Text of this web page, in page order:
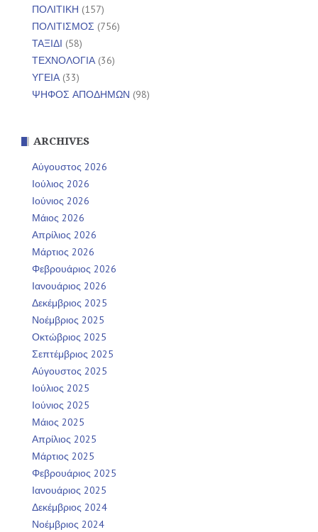
ΠΟΛΙΤΙΚΗ (157)
ΠΟΛΙΤΙΣΜΟΣ (756)
ΤΑΞΙΔΙ (58)
ΤΕΧΝΟΛΟΓΙΑ(36)
ΥΓΕΙΑ(33)
ΨΗΦΟΣ ΑΠΟΔΗΜΩΝ (98)
ARCHIVES
Αύγουστος 2026
Ιούλιος 2026
Ιούνιος 2026
Μάιος 2026
Απρίλιος 2026
Μάρτιος 2026
Φεβρουάριος 2026
Ιανουάριος 2026
Δεκέμβριος 2025
Νοέμβριος 2025
Οκτώβριος 2025
Σεπτέμβριος 2025
Αύγουστος 2025
Ιούλιος 2025
Ιούνιος 2025
Μάιος 2025
Απρίλιος 2025
Μάρτιος 2025
Φεβρουάριος 2025
Ιανουάριος 2025
Δεκέμβριος 2024
Νοέμβριος 2024